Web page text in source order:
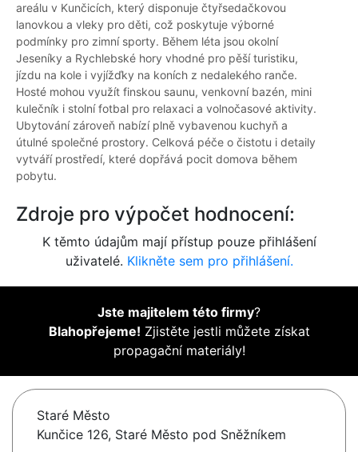
areálu v Kunčicích, který disponuje čtyřsedačkovou
lanovkou a vleky pro děti, což poskytuje výborné
podmínky pro zimní sporty. Během léta jsou okolní
Jeseníky a Rychlebské hory vhodné pro pěší turistiku,
jízdu na kole i vyjížďky na koních z nedalekého ranče.
Hosté mohou využít finskou saunu, venkovní bazén, mini
kulečník i stolní fotbal pro relaxaci a volnočasové aktivity.
Ubytování zároveň nabízí plně vybavenou kuchyň a
útulné společné prostory. Celková péče o čistotu i detaily
vytváří prostředí, které dopřává pocit domova během
pobytu.
Zdroje pro výpočet hodnocení:
K těmto údajům mají přístup pouze přihlášení
uživatelé. Klikněte sem pro přihlášení.
Jste majitelem této firmy?
Blahopřejeme! Zjistěte jestli můžete získat
propagační materiály!
Staré Město
Kunčice 126, Staré Město pod Sněžníkem